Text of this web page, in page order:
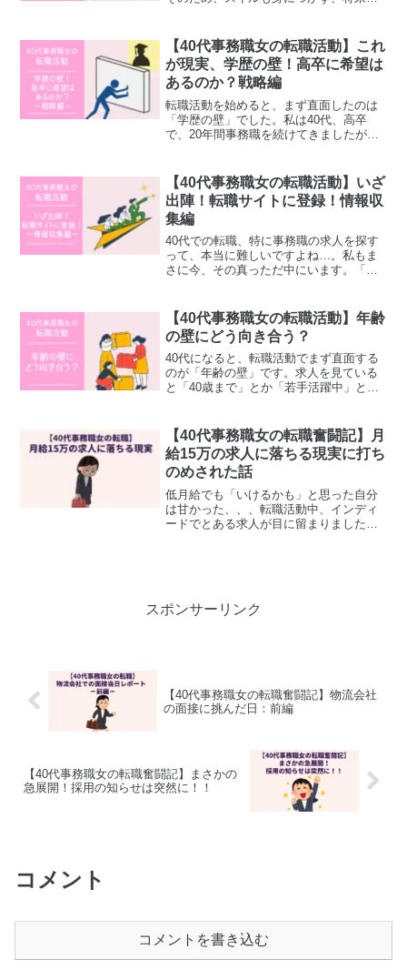
ました。こんな人におすすめ家族経営の
会社で働いている人経営者...
【40代事務職女の転職活動】これ
が現実、学歴の壁！高卒に希望は
あるのか？戦略編
転職活動を始めると、まず直面したのは
「学歴の壁」でした。私は40代、高卒
で、20年間事務職を続けてきましたが、
学歴要件を設けています。この現実を目
の当たりにし、転職の厳...
【40代事務職女の転職活動】いざ
出陣！転職サイトに登録！情報収
集編
40代での転職、特に事務職の求人を探す
って、本当に難しいですよね…。私もま
さに今、その真っただ中にいます。「転
ず悩んでいます。でも、少しずつ状況は
見えてきたので、今回は...
【40代事務職女の転職活動】年齢
の壁にどう向き合う？
40代になると、転職活動でまず直面する
のが「年齢の壁」です。求人を見ている
と「40歳まで」とか「若手活躍中」と
が若い人を採用したがるのもわかる気が
します。だって、自分が...
【40代事務職女の転職奮闘記】月
給15万の求人に落ちる現実に打ち
のめされた話
低月給でも「いけるかも」と思った自分
は甘かった、、、転職活動中、インディ
ードでとある求人が目に留まりました。
スポンサーリンク
【40代事務職女の転職奮闘記】物流会社
の面接に挑んだ日：前編
【40代事務職女の転職奮闘記】まさかの
急展開！採用の知らせは突然に！！
コメント
コメントを書き込む